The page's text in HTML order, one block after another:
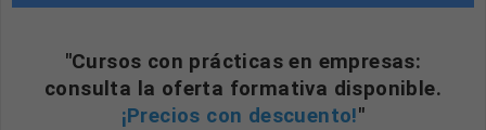
"Cursos con prácticas en empresas:
consulta la oferta formativa disponible.
¡Precios con descuento!"